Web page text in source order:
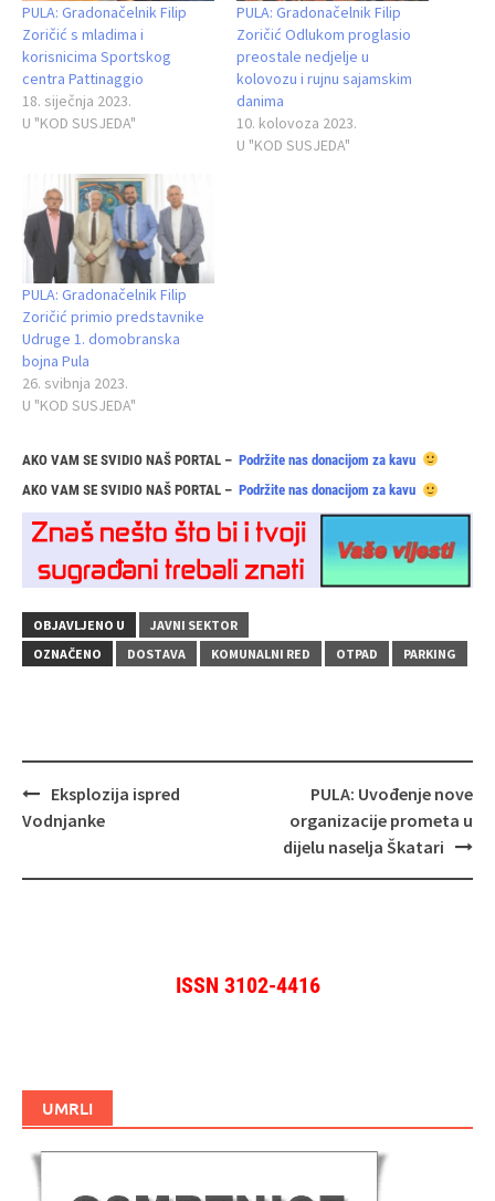
PULA: Gradonačelnik Filip
Zoričić s mladima i
korisnicima Sportskog
centra Pattinaggio
18. siječnja 2023.
U "KOD SUSJEDA"
PULA: Gradonačelnik Filip
Zoričić Odlukom proglasio
preostale nedjelje u
kolovozu i rujnu sajamskim
danima
10. kolovoza 2023.
U "KOD SUSJEDA"
PULA: Gradonačelnik Filip
Zoričić primio predstavnike
Udruge 1. domobranska
bojna Pula
26. svibnja 2023.
U "KOD SUSJEDA"
AKO VAM SE SVIDIO NAŠ PORTAL – Podržite nas donacijom za kavu
AKO VAM SE SVIDIO NAŠ PORTAL – Podržite nas donacijom za kavu
OBJAVLJENO U
JAVNI SEKTOR
OZNAČENO
DOSTAVA KOMUNALNI RED OTPAD PARKING
Navigacija
objava
Eksplozija ispred
Vodnjanke
PULA: Uvođenje nove
organizacije prometa u
dijelu naselja Škatari
ISSN 3102-4416
UMRLI